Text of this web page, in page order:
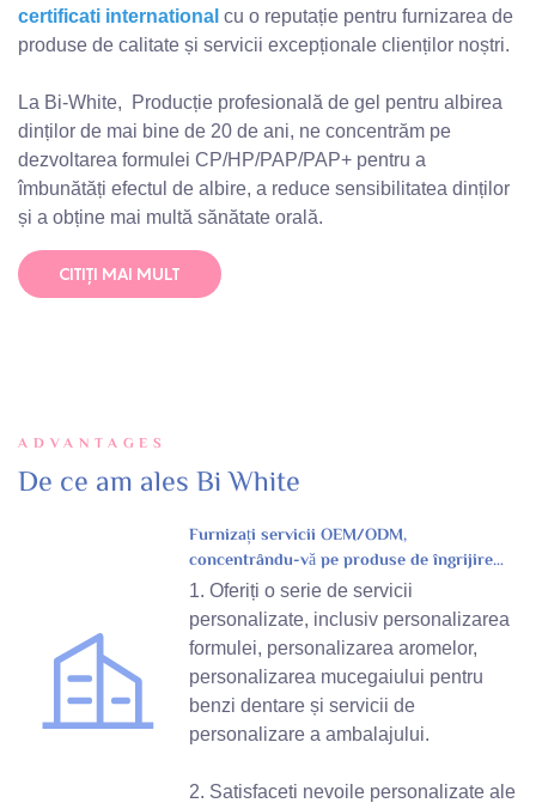
certificati international cu o reputație pentru furnizarea de
produse de calitate și servicii excepționale clienților noștri.
La Bi-White,
Producție profesională de gel pentru albirea
dinților de mai bine de 20 de ani, ne concentrăm pe
dezvoltarea formulei CP/HP/PAP/PAP+ pentru a
îmbunătăți efectul de albire, a reduce sensibilitatea dinților
și a obține mai multă sănătate orală.
CITIŢI MAI MULT
ADVANTAGES
De ce am ales Bi White
Furnizați servicii OEM/ODM,
concentrându-vă pe produse de îngrijire
personală
1. Oferiți o serie de servicii
personalizate, inclusiv personalizarea
formulei, personalizarea aromelor,
personalizarea mucegaiului pentru
benzi dentare și servicii de
personalizare a ambalajului.
2. Satisfaceti nevoile personalizate ale